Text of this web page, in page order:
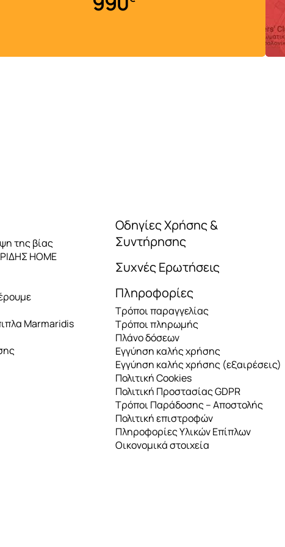
της βίας
HOME
Marmaridis
Οδηγίες Χρήσης &
Συντήρησης
Συχνές Ερωτήσεις
Πληροφορίες
Τρόποι παραγγελίας
Τρόποι πληρωμής
Πλάνο δόσεων
Εγγύηση καλής χρήσης
Εγγύηση καλής χρήσης (εξαιρέσεις)
Πολιτική Cookies
Πολιτική Προστασίας GDPR
Τρόποι Παράδοσης – Αποστολής
Πολιτική επιστροφών
Πληροφορίες Υλικών Επίπλων
Οικονομικά στοιχεία